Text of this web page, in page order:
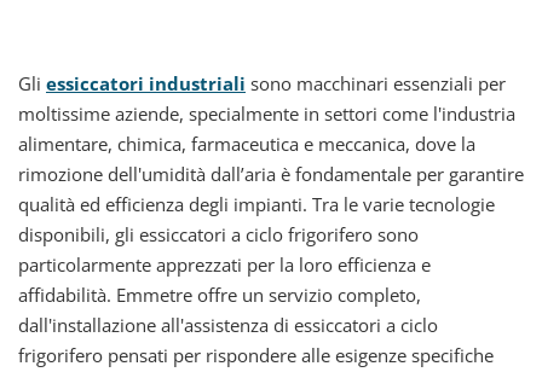
Gli essiccatori industriali sono macchinari essenziali per
moltissime aziende, specialmente in settori come l'industria
alimentare, chimica, farmaceutica e meccanica, dove la
rimozione dell'umidità dall’aria è fondamentale per garantire
qualità ed efficienza degli impianti. Tra le varie tecnologie
disponibili, gli essiccatori a ciclo frigorifero sono
particolarmente apprezzati per la loro efficienza e
affidabilità. Emmetre offre un servizio completo,
dall'installazione all'assistenza di essiccatori a ciclo
frigorifero pensati per rispondere alle esigenze specifiche